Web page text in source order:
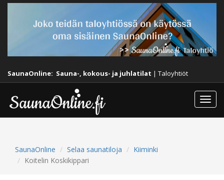
SaunaOnline: Sauna-, kokous- ja juhlatilat | Taloyhtiöt
SaunaOnline Selaa saunatiloja
Kiiminki
Koitelin Koskikippari